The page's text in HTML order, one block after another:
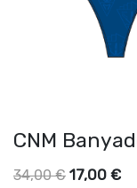
CNM
34,00€ 17,00 €